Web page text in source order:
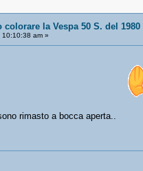
la Vespa 50 S. del
am »
rimasto a bocca aperta..